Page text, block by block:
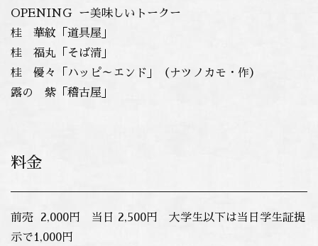
OPENING ー美味しいトークー
桂 華紋「道具屋」
桂 福丸「そば清」
桂 優々「ハッピ～エンド」（ナツノカモ・作）
露の 紫「稽古屋」
料金
前売 2,000円 当日 2,500円 大学生以下は当日学生証提
示で1,000円